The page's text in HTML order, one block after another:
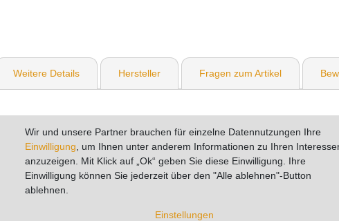
Weitere Details Hersteller Fragen zum Artikel
Schleifscheiben Korn 150 (P150)
Klett, 9-fach (FESTO) gelocht
Wir und unsere Partner brauchen für einzelne Datennutzungen Ihre
Einwilligung , um Ihnen unter anderem Informationen zu Ihren
anzuzeigen. Mit Klick auf „Ok“ geben Sie diese Einwilligung. Ihre
Einwilligung können Sie jederzeit über den "Alle ablehnen"-Button
ablehnen.
Einstellungen